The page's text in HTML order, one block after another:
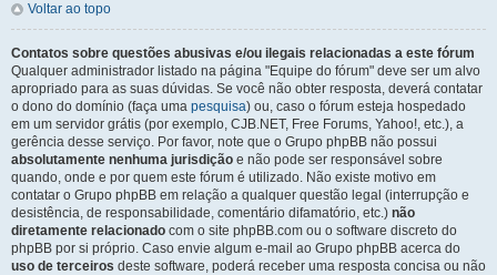
Voltar ao topo
Contatos sobre questões abusivas e/ou ilegais relacionadas a este fórum
Qualquer administrador listado na página "Equipe do fórum" deve ser um alvo
apropriado para as suas dúvidas. Se você não obter resposta, deverá contatar
o dono do domínio (faça uma pesquisa) ou, caso o fórum esteja hospedado
em um servidor grátis (por exemplo, CJB.NET, Free Forums, Yahoo!, etc.), a
gerência desse serviço. Por favor, note que o Grupo phpBB não possui
absolutamente nenhuma jurisdição e não pode ser responsável sobre
quando, onde e por quem este fórum é utilizado. Não existe motivo em
contatar o Grupo phpBB em relação a qualquer questão legal (interrupção e
desistência, de responsabilidade, comentário difamatório, etc.) não
diretamente relacionado com o site phpBB.com ou o software discreto do
phpBB por si próprio. Caso envie algum e-mail ao Grupo phpBB acerca do
uso de terceiros deste software, poderá receber uma resposta concisa ou não